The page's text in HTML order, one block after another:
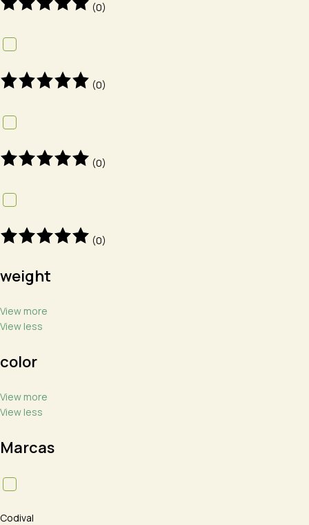
(0)
(0)
(0)
(0)
weight
View more
View less
color
View more
View less
Marcas
Codival